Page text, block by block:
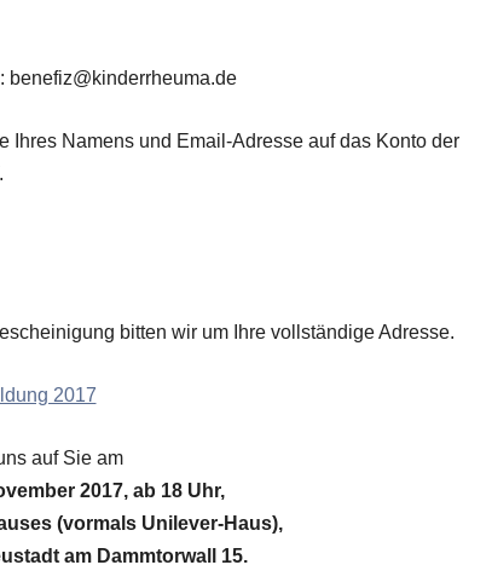
benefiz@kinderrheuma.de
Ihres Namens und Email-Adresse auf das Konto der
bitten wir um Ihre vollständige Adresse.
auf Sie am
2017, ab 18 Uhr,
(vormals Unilever-Haus),
am Dammtorwall 15.